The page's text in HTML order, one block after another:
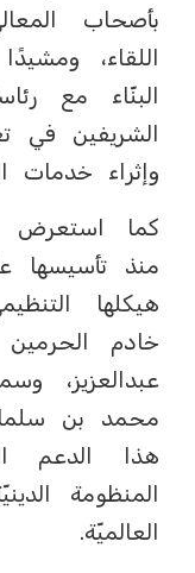
بأصحاب
اللقاء،
البنّاء مع
الشريفين في
وإثراء خدمات
كما استعرض
هيكلها
خادم
عبدالعزيز،
محمد بن
هذا الدعم
المنظومة
العالميّة.